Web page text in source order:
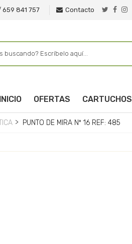
841 757 Contacto
INICIO OFERTAS CARTUCHOS
PUNTO DE MIRA Nº 16 REF: 485